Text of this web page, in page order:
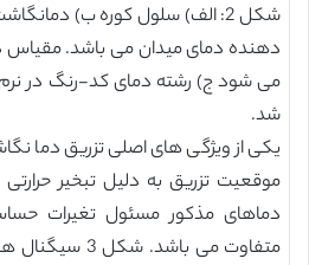
شکل 2: الف) سلول کوره ب)
دهنده دمای میدان می باشد.
می شود ج) رشته دمای کد-رنگ در نرم
شد.
یکی از ویژگی های اصلی تزریق دما
موقعیت تزریق به دلیل تبخیر
دماهای مذکور مسئول تغیرات
متفاوت می